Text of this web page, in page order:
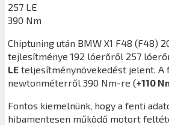
257 LE
390 Nm
Chiptuning után BMW X1 F48 (F48)
tejlesítménye 192 lóerőről 257
LE teljesítménynövekedést jelent. A
newtonméterről 390 Nm-re (+110
Fontos kiemelnünk, hogy a fenti
hibamentesen működő motort